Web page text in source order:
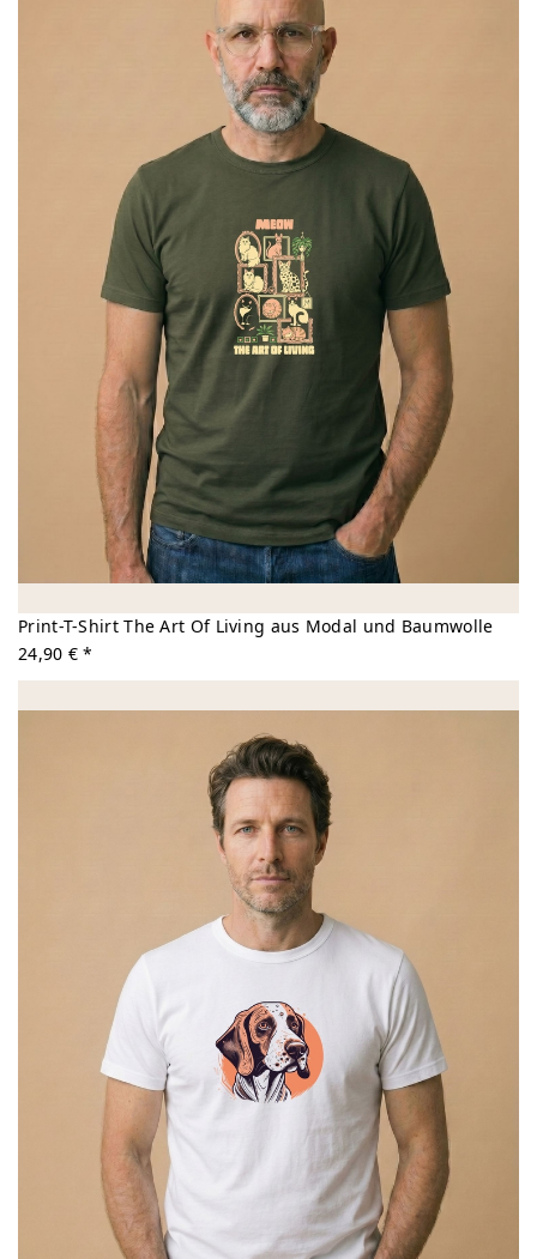
Print-T-Shirt The Art Of Living aus Modal und Baumwolle
24,90 € *